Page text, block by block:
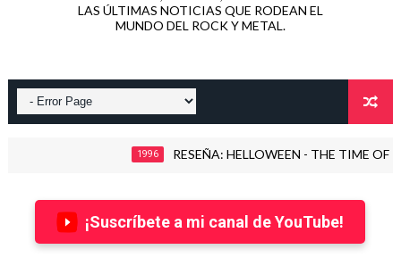
LAS ÚLTIMAS NOTICIAS QUE RODEAN EL
MUNDO DEL ROCK Y METAL.
RESEÑA: HELLOWEEN - THE TIME OF THE
¡Suscríbete a mi canal de YouTube!